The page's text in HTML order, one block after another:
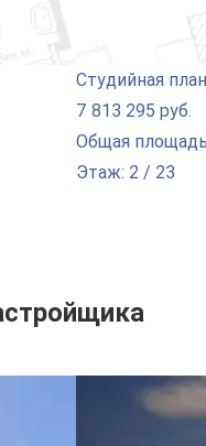
Студийная
7 813 295 руб.
Общая
Этаж: 2 / 23